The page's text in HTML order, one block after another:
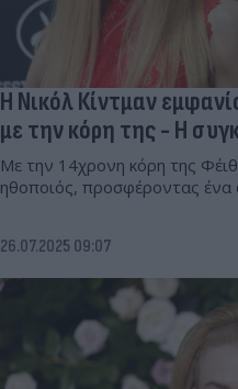
Η Νικόλ Κίντμαν
με την κόρη της - H
Με την 14χρονη κόρη της
ηθοποιός, προσφέροντας ένα
26.07.2025 09:07